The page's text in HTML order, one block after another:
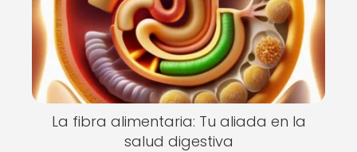
La fibra alimentaria: Tu aliada en la
salud digestiva